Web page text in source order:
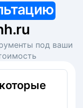
под ваши